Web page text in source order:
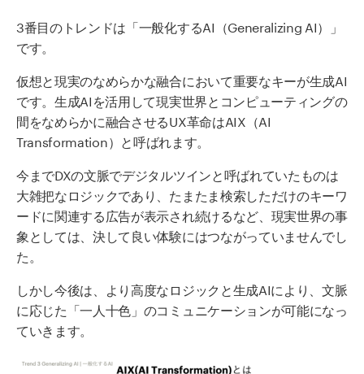
3番目のトレンドは「一般化するAI（Generalizing AI）」
です。
仮想と現実のなめらかな融合において重要なキーが生成AI
です。生成AIを活用して現実世界とコンピューティングの
間をなめらかに融合させるUX革命はAIX（AI
Transformation）と呼ばれます。
今までDXの文脈でデジタルツインと呼ばれていたものは
大雑把なロジックであり、たまたま検索しただけのキーワ
ードに関連する広告が表示され続けるなど、現実世界の事
象としては、決して良い体験にはつながっていませんでし
た。
しかし今後は、より高度なロジックと生成AIにより、文脈
に応じた「一人十色」のコミュニケーションが可能になっ
ていきます。